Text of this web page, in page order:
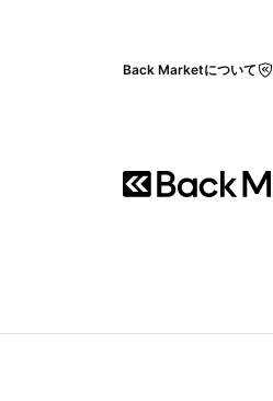
Back Marketについて